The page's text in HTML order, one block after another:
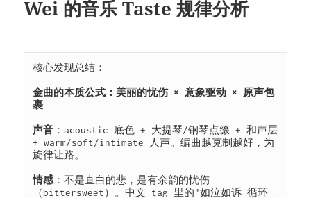
Wei 的音乐 Taste 规律分析
核心发现总结：
金曲的本质公式：美丽的忧伤 × 意象驱动 × 原声包
裹
声音 ：acoustic 底色 + 大提琴/钢琴点缀 + 和声层
+ warm/soft/intimate 人声。编曲越克制越好，为
旋律让路。
情感：不是直白的悲，是有余韵的忧伤
（bittersweet）。中文 tag 里的"如泣如诉 循环